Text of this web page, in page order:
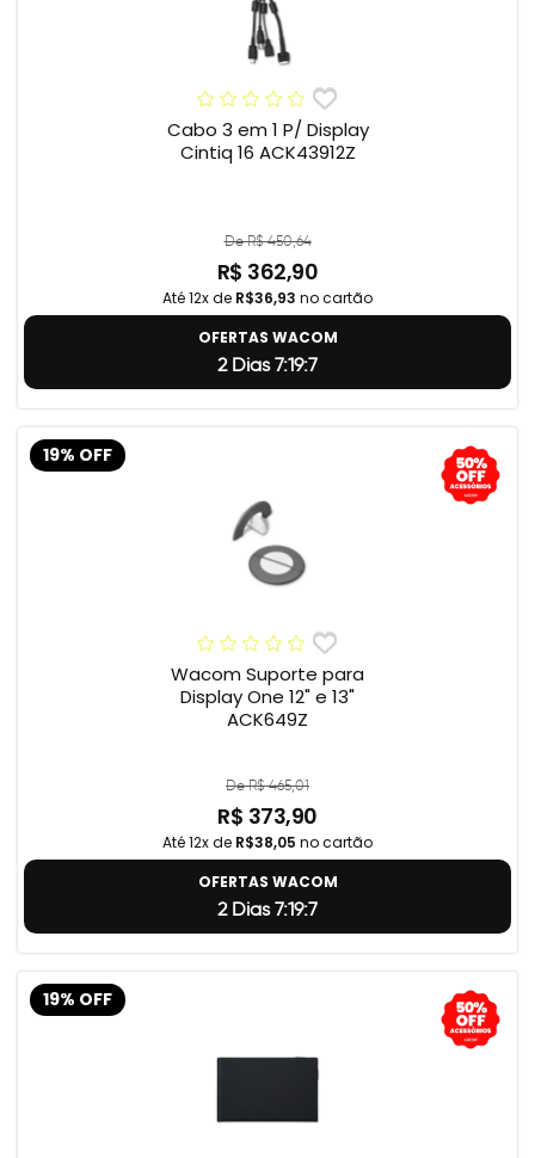
Cabo 3 em 1 P/ Display
Cintiq 16 ACK43912Z
De R$ 450,64
R$ 362,90
Até 12x de R$36,93 no cartão
OFERTAS WACOM
2 Dias 7:19:5
19% OFF
Wacom Suporte para
Display One 12" e 13"
ACK649Z
De R$ 465,01
R$ 373,90
Até 12x de R$38,05 no cartão
OFERTAS WACOM
2 Dias 7:19:5
19% OFF